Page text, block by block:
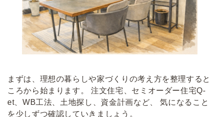
まずは、理想の暮らしや家づくりの考え方を整理すると
ころから始まります。 注文住宅、セミオーダー住宅Q-
et、WB工法、土地探し、資金計画など、 気になること
を少しずつ確認していきましょう。